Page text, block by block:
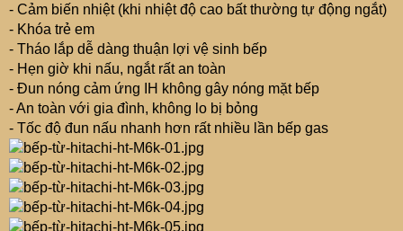
- Cảm biến nhiệt (khi nhiệt độ cao bất thường tự động ngắt)
- Khóa trẻ em
- Tháo lắp dễ dàng thuận lợi vệ sinh bếp
- Hẹn giờ khi nấu, ngắt rất an toàn
- Đun nóng cảm ứng IH không gây nóng mặt bếp
- An toàn với gia đình, không lo bị bỏng
- Tốc độ đun nấu nhanh hơn rất nhiều lần bếp gas